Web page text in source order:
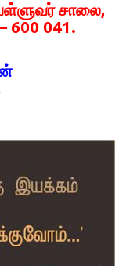
சாலை,
600 041.